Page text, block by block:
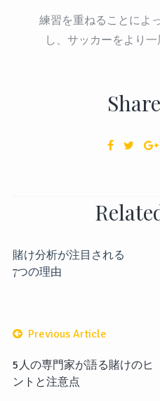
練習を重ねることによ
し、サッカーをより一
賭け分析が注目される
7つの理由
Previous Article
5人の専門家が語る賭けのヒ
ントと注意点